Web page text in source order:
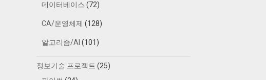
데이터베이스 (72)
CA/운영체제 (128)
알고리즘/AI (101)
정보기술 프로젝트 (25)